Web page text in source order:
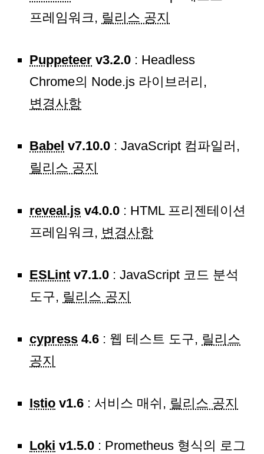
프레임워크, 릴리스 공지
Puppeteer v3.2.0 : Headless
Chrome의 Node.js 라이브러리,
변경사항
Babel v7.10.0 : JavaScript 컴파일러,
릴리스 공지
reveal.js v4.0.0 : HTML 프리젠테이션
프레임워크, 변경사항
ESLint v7.1.0 : JavaScript 코드 분석
도구, 릴리스 공지
cypress 4.6 : 웹 테스트 도구, 릴리스
공지
Istio v1.6 : 서비스 매쉬, 릴리스 공지
Loki v1.5.0 : Prometheus 형식의 로그